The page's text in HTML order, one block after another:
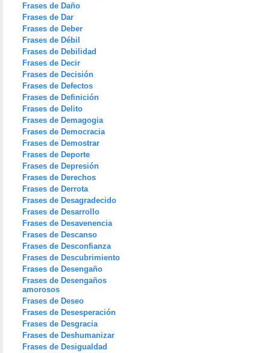
Frases de Daño
Frases de Dar
Frases de Deber
Frases de Débil
Frases de Debilidad
Frases de Decir
Frases de Decisión
Frases de Defectos
Frases de Definición
Frases de Delito
Frases de Demagogia
Frases de Democracia
Frases de Demostrar
Frases de Deporte
Frases de Depresión
Frases de Derechos
Frases de Derrota
Frases de Desagradecido
Frases de Desarrollo
Frases de Desavenencia
Frases de Descanso
Frases de Desconfianza
Frases de Descubrimiento
Frases de Desengaño
Frases de Desengaños
amorosos
Frases de Deseo
Frases de Desesperación
Frases de Desgracia
Frases de Deshumanizar
Frases de Desigualdad